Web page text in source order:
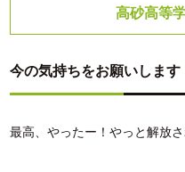
高砂高等
今の気持ちをお願いします
最高、やったー！やっと解放さ